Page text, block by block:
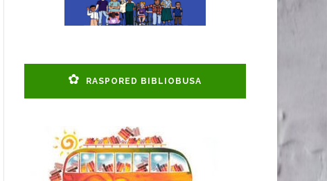
RASPORED BIBLIOBUSA